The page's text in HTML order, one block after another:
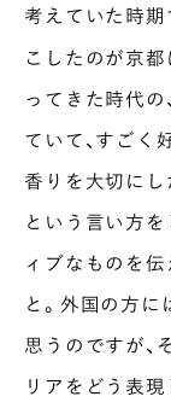
考えていた時期
こしたのが京都
ってきた時代
ていて、すごく
香りを大切にし
という言い方
ィブなものを
と。外国の方に
思うのですが、
リアをどう表現